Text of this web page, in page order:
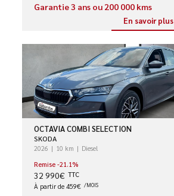
Garantie 3 ans ou 200 000 kms
En savoir plus
OCTAVIA COMBI SELECTION
SKODA
2026 10 km
Diesel
Remise -21.1%
32 990€ TTC
À partir de 459€ /MOIS